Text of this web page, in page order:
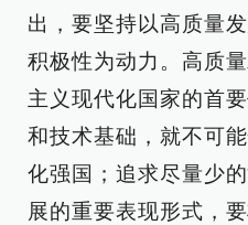
出，要坚持以高质量
积极性为动力。高质
主义现代化国家的首
和技术基础，就不可
化强国；追求尽量少
展的重要表现形式，